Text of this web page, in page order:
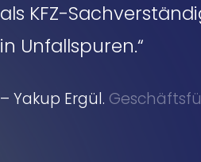
als KFZ-
in Unfallspuren.“
– Yakup Ergül.